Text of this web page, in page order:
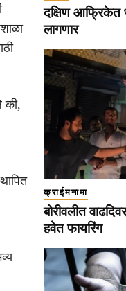
की,
दक्षिण आफ्रिकेत
लागणार
क्राईमनामा
बोरीवलीत
हवेत फायरिंग